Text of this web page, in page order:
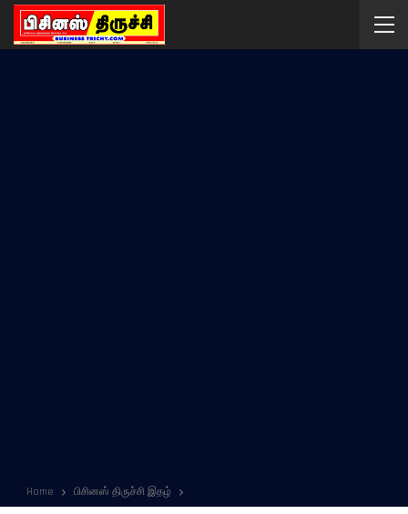
Home பிசினஸ் திருச்சி இதழ்